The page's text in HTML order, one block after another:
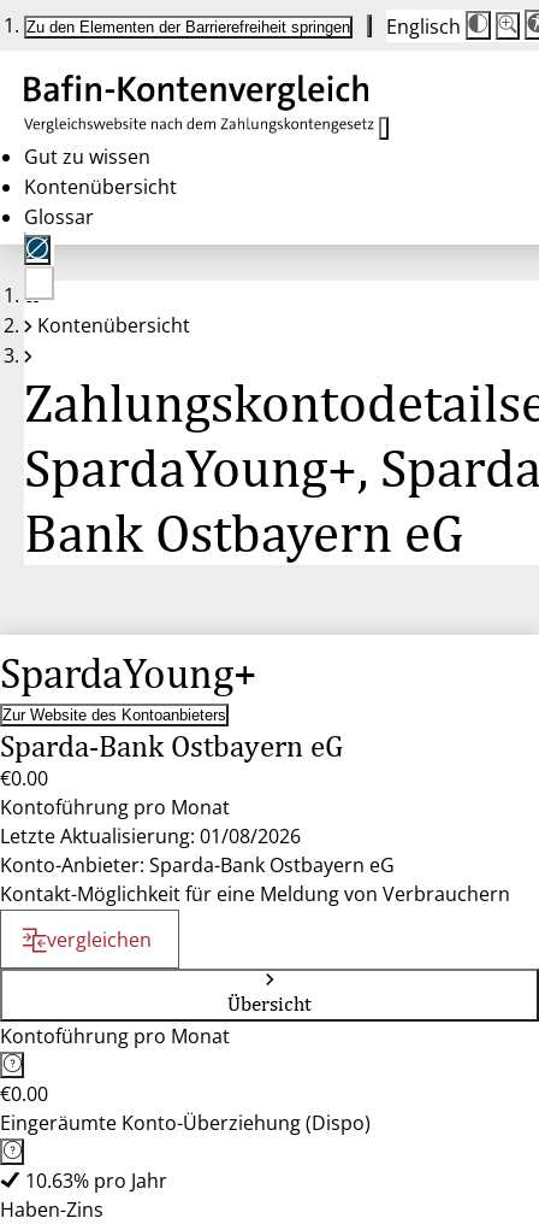
Zu den Elementen der Barrierefreiheit springen Englisch
Die
auf
100%
100%
Gut zu wissen
Kontenübersicht
Glossar
Keine
Konten
Kontenübersicht
SpardaYoung+,
Bank Ostbayern eG
SpardaYoung+
Zur Website des Kontoanbieters
Sparda-Bank Ostbayern eG
€0.00
Kontoführung pro Monat
Letzte Aktualisierung: 01/08/2026
Konto-Anbieter: Sparda-Bank Ostbayern eG
Kontakt-Möglichkeit für eine Meldung von Verbrauchern
vergleichen
Übersicht
Kontoführung pro Monat
€0.00
Eingeräumte Konto-Überziehung (Dispo)
10.63% pro Jahr
Haben-Zins